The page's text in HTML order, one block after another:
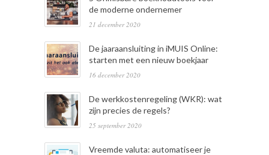
de moderne ondernemer
21 december 2020
De jaaraansluiting in iMUIS Online:
starten met een nieuw boekjaar
16 december 2020
De werkkostenregeling (WKR): wat
zijn precies de regels?
25 september 2020
Vreemde valuta: automatiseer je